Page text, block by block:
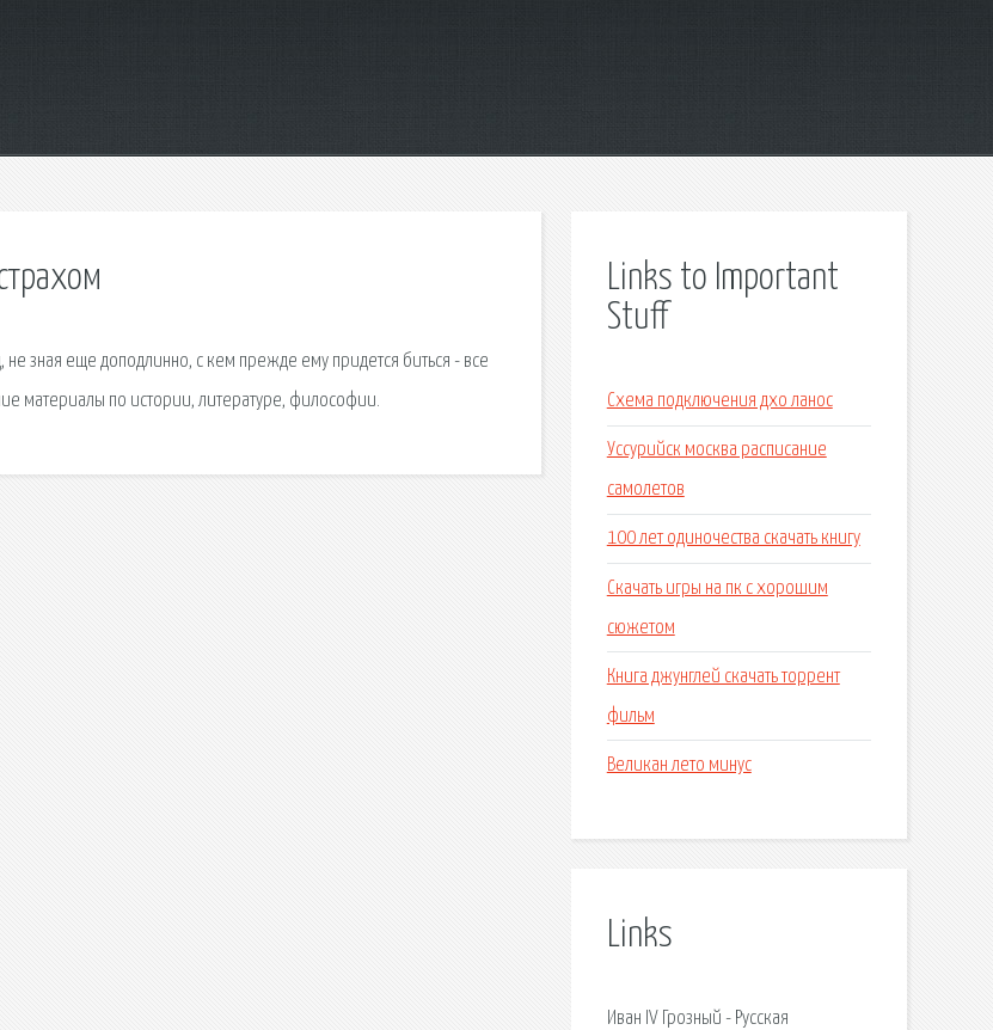
зная еще доподлинно, с кем прежде ему придется биться - все
материалы по истории, литературе, философии.
Links to Important
Stuff
Схема подключения дхо ланос
Уссурийск москва расписание
самолетов
100 лет одиночества скачать книгу
Скачать игры на пк с хорошим
сюжетом
Книга джунглей скачать торрент
фильм
Великан лето минус
Links
Иван IV Грозный - Русская